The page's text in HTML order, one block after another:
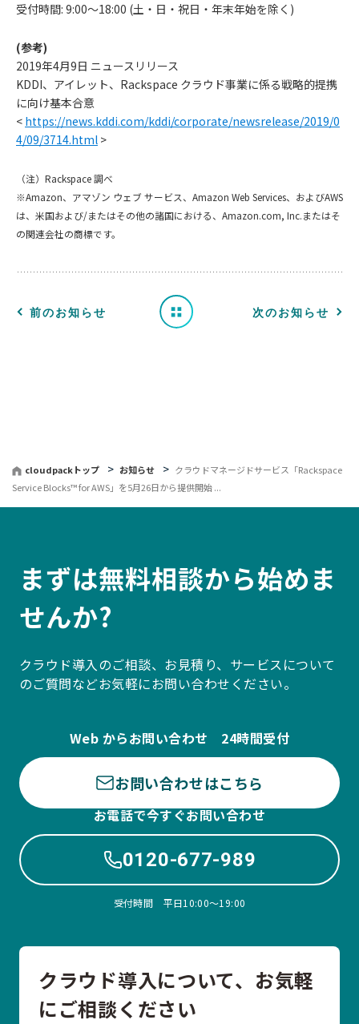
受付時間: 9:00～18:00 (土・日・祝日・年末年始を除く)
(参考)
2019年4月9日 ニュースリリース
KDDI、アイレット、Rackspace クラウド事業に係る戦略的提携
に向け基本合意
< https://news.kddi.com/kddi/corporate/newsrelease/2019/0
4/09/3714.html >
（注）Rackspace 調べ
※Amazon、アマゾン ウェブ サービス、Amazon Web Services、およびAWS
は、米国および/またはその他の諸国における、Amazon.com, Inc.またはそ
の関連会社の商標です。
前のお知らせ
せ
一 次のお知らせ
cloudpackトップ お知らせ
クラウドマネージドサービス「Rackspace
Service Blocks™ for AWS」を5月26日から提供開始 ...
まずは無料相談から始めま
せんか?
クラウド導入のご相談、お見積り、サービスについて
のご質問などお気軽にお問い合わせください。
Web からお問い合わせ 24時間受付
お問い合わせはこちら
お電話で今すぐお問い合わせ
0120-677-989
受付時間 平日10:00〜19:00
クラウド導入について、お気軽
にご相談ください